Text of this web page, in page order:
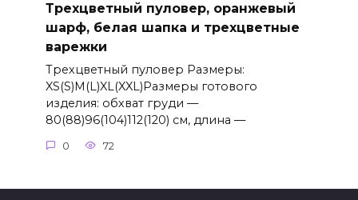
Трехцветный пуловер, оранжевый
шарф, белая шапка и трехцветные
варежки
Трехцветный пуловер Размеры:
XS(S)M(L)XL(XXL)Размеры готового
изделия: обхват груди —
80(88)96(104)112(120) см, длина —
0 72